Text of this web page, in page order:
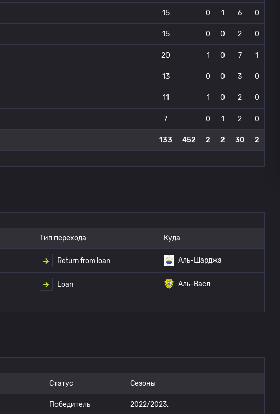
15 0 1 6 0
15 0 0 2 0
20 1 0 7 1
13 0 0 3 0
11 1 0 2 0
7 0 1 2 0
133 452 2 2 30 2
Тип перехода Куда
Return from loan Аль-Шарджа
Loan Аль-Васл
Статус Сезоны
Победитель 2022/2023,